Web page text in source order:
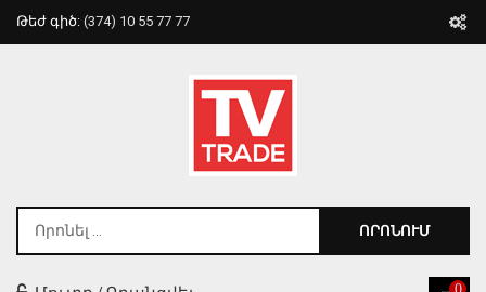
Թեժ գիծ: (374) 10 55 77 77
ՈՐՈՆՈՒՄ
0